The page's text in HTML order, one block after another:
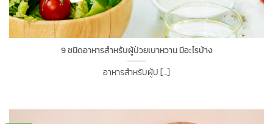
9 ชนิดอาหารสำหรับผู้ป่วยเบาหวาน มีอะไรบ้าง
อาหารสำหรับผู้ป [...]